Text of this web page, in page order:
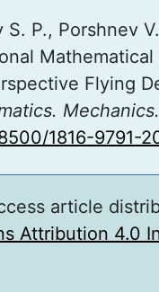
P., Porshnev
Flying
1816-9791-
article
Attribution 4.0